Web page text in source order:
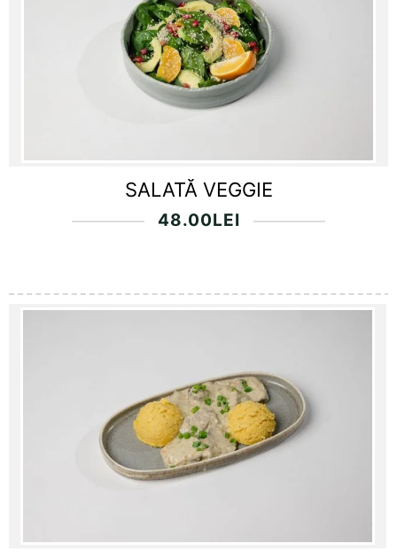
SALATĂ VEGGIE
48.00LEI